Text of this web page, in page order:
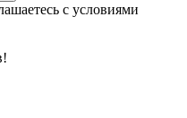
с условиями